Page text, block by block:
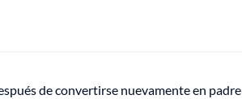
de convertirse nuevamente en padre